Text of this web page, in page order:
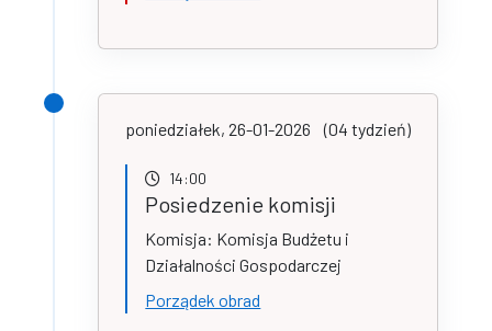
poniedziałek, 26-01-2026 (04 tydzień)
14:00
Posiedzenie komisji
Komisja: Komisja Budżetu i
Działalności Gospodarczej
Porządek obrad